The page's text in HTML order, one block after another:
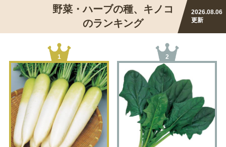
野菜・ハーブの種、キノコ
のランキング
2026.08.06
更新
1 2